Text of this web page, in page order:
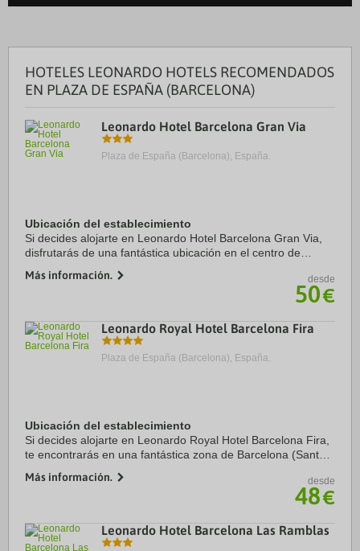
HOTELES LEONARDO HOTELS RECOMENDADOS
EN PLAZA DE ESPAÑA (BARCELONA)
Leonardo Hotel Barcelona Gran Via
Plaza de España (Barcelona), España.
Ubicación del establecimiento
Si decides alojarte en Leonardo Hotel Barcelona Gran Via,
disfrutarás de una fantástica ubicación en el centro de
Plaza de Catalunya. Además, este ...
Más información. desde
50€
Leonardo Royal Hotel Barcelona Fira
Plaza de España (Barcelona), España.
Ubicación del establecimiento
Si decides alojarte en Leonardo Royal Hotel Barcelona Fira,
te encontrarás en una fantástica zona de Barcelona (Sants-
Puerto de Barcelona y Fira ...
Más información. desde
48€
Leonardo Hotel Barcelona Las Ramblas